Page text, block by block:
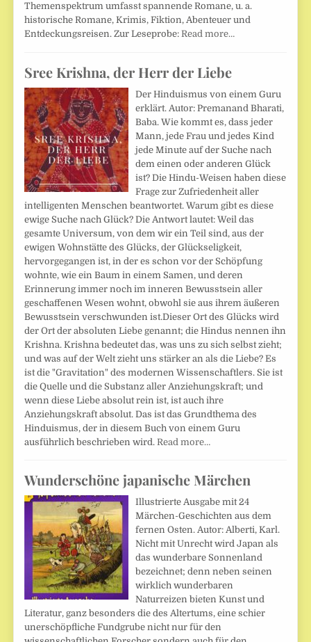
Themenspektrum umfasst spannende Romane, u. a.
historische Romane, Krimis, Fiktion, Abenteuer und
Entdeckungsreisen. Zur Leseprobe:Read more…
Sree Krishna, der Herr der Liebe
Der Hinduismus von einem Guru
erklärt. Autor: Premanand Bharati,
Baba. Wie kommt es, dass jeder
Mann, jede Frau und jedes Kind
jede Minute auf der Suche nach
dem einen oder anderen Glück
ist? Die Hindu-Weisen haben diese
Frage zur Zufriedenheit aller
intelligenten Menschen beantwortet. Warum gibt es diese
ewige Suche nach Glück? Die Antwort lautet: Weil das
gesamte Universum, von dem wir ein Teil sind, aus der
ewigen Wohnstätte des Glücks, der Glückseligkeit,
hervorgegangen ist, in der es schon vor der Schöpfung
wohnte, wie ein Baum in einem Samen, und deren
Erinnerung immer noch im inneren Bewusstsein aller
geschaffenen Wesen wohnt, obwohl sie aus ihrem äußeren
Bewusstsein verschwunden ist.Dieser Ort des Glücks wird
der Ort der absoluten Liebe genannt; die Hindus nennen ihn
Krishna. Krishna bedeutet das, was uns zu sich selbst zieht;
und was auf der Welt zieht uns stärker an als die Liebe? Es
ist die "Gravitation" des modernen Wissenschaftlers. Sie ist
die Quelle und die Substanz aller Anziehungskraft; und
wenn diese Liebe absolut rein ist, ist auch ihre
Anziehungskraft absolut. Das ist das Grundthema des
Hinduismus, der in diesem Buch von einem Guru
ausführlich beschrieben wird. Read more…
Wunderschöne japanische Märchen
Illustrierte Ausgabe mit 24
Märchen-Geschichten aus dem
fernen Osten. Autor: Alberti, Karl.
Nicht mit Unrecht wird Japan als
das wunderbare Sonnenland
bezeichnet; denn neben seinen
wirklich wunderbaren
Naturreizen bieten Kunst und
Literatur, ganz besonders die des Altertums, eine schier
unerschöpfliche Fundgrube nicht nur für den